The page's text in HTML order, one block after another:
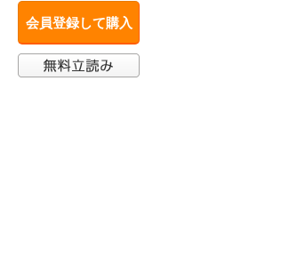
会員登録して購入